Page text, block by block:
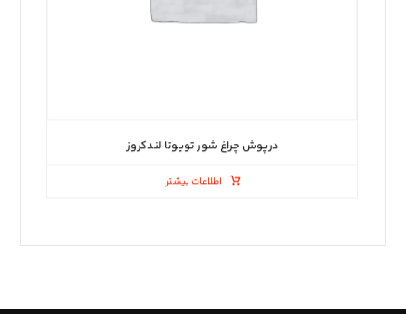
درپوش چراغ شور تویوتا لندکروز
اطلاعات بیشتر